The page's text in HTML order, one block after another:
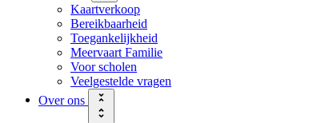
Kaartverkoop
Bereikbaarheid
Toegankelijkheid
Meervaart Familie
Voor scholen
Veelgestelde vragen
Over ons